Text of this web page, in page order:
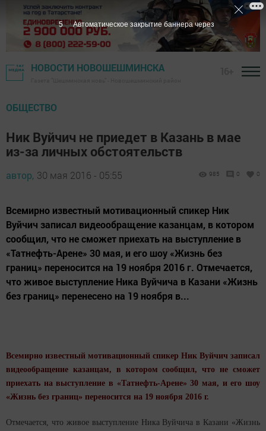
НОВОСТИ НОВОШЕШМИНСКА
ОБЩЕСТВО
Ник Вуйчич не приедет в Казань в мае
из-за личных обстоятельств
автор, 30 мая 2016 - 05:55 985 0 0
Всемирно известный мотивационный спикер Ник
Вуйчич записал видеообращение казанцам, в котором
сообщил, что не сможет приехать на выступление в
«Татнефть-Арене» 30 мая, и его шоу «Жизнь без
границ» переносится на 19 ноября 2016 г. Отмечается,
что живое выступление Ника Вуйчича в Казани «Жизнь
без границ» перенесено на 19 ноября в...
Всемирно известный мотивационный спикер Ник Вуйчич записал
видеообращение казанцам, в котором сообщил, что не сможет
приехать на выступление в «Татнефть-Арене» 30 мая, и его шоу
«Жизнь без границ» переносится на 19 ноября 2016 г.
Отмечается, что живое выступление Ника Вуйчича в Казани «Жизнь
4 Автоматическое закрытие баннера через